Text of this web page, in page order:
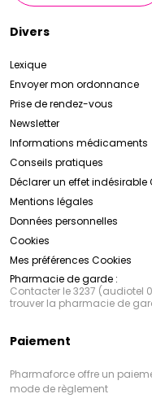
Divers
Lexique
Envoyer mon ordonnance
Prise de rendez-vous
Newsletter
Informations médicaments
Conseils pratiques
Déclarer un effet indésirable
Mentions légales
Données personnelles
Cookies
Mes préférences Cookies
Pharmacie de garde :
Contacter le 3237
trouver la pharmacie de
Paiement
Pharmaforce offre un
mode de règlement